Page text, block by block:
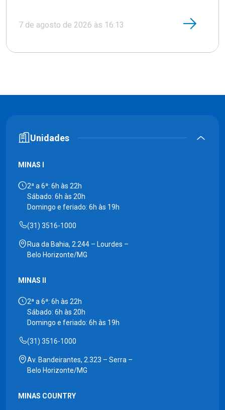
7 de agosto de 2026 às 16:13
Unidades
MINAS I
2ª a 6ª: 6h às 22h
Sábado: 6h às 20h
Domingo e feriado: 6h às 19h
(31) 3516-1000
Rua da Bahia, 2.244 – Lourdes –
Belo Horizonte/MG
MINAS II
2ª a 6ª: 6h às 22h
Sábado: 6h às 20h
Domingo e feriado: 6h às 19h
(31) 3516-1000
Av. Bandeirantes, 2.323 – Serra –
Belo Horizonte/MG
MINAS COUNTRY